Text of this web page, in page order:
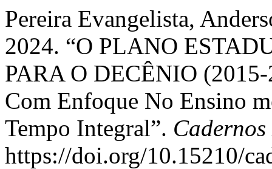
Pereira Evangelista,
2024. “O PLANO
PARA O DECÊNIO
Com Enfoque No Ensino
Tempo Integral”.
https://doi.org/10.15210/